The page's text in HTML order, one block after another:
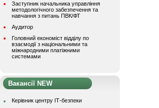
Заступник начальника управління
методологічного забезпечення та
навчання з питань ПВК/ФТ
Аудитор
Головний економіст відділу по
взаємодії з національними та
міжнародними платіжними
системами
Вакансії NEW
Керівник центру ІТ-безпеки